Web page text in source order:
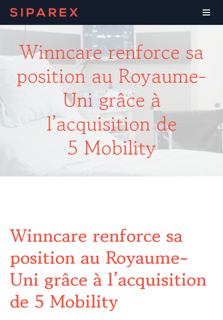
Winncare renforce sa
position au Royaume-
Uni grâce à
l’acquisition de
5 Mobility
Winncare renforce sa
position au Royaume-
Uni grâce à l’acquisition
de 5 Mobility